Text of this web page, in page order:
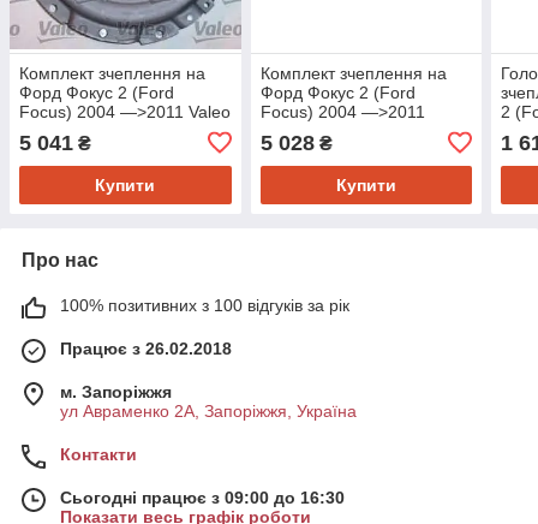
Комплект зчеплення на
Форд Фокус 2 (Ford
Focus) 2004 —>2011 Valeo
5 041 ₴
Купити
Комплект зчеплення на
Форд Фокус 2 (Ford
Focus) 2004 —>2011
5 028₴
Купити
2
1
Про нас
100% позитивних з 100 відгуків за рік
Працює з 26.02.2018
м. Запоріжжя
ул Авраменко 2А, Запоріжжя, Україна
Контакти
Сьогодні працює з 09:00 до 16:30
Показати весь графік роботи